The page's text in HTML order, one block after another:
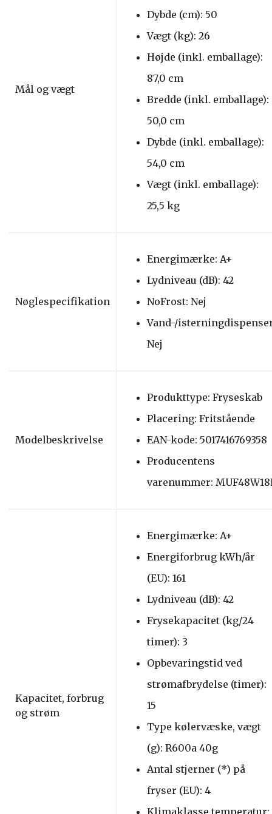
Mål og vægt
Dybde (cm): 50
Vægt (kg): 26
Højde (inkl. emballage):
87,0 cm
Bredde (inkl. emballage):
50,0 cm
Dybde (inkl. emballage):
54,0 cm
Vægt (inkl. emballage):
25,5 kg
Nøglespecifikation
Energimærke: A+
Lydniveau (dB): 42
NoFrost: Nej
Vand-/
Nej
Modelbeskrivelse
Produkttype: Fryseskab
Placering: Fritstående
EAN-kode: 5017416769358
Producentens
varenummer:
Kapacitet, forbrug
og strøm
Energimærke: A+
Energiforbrug kWh/år
(EU): 161
Lydniveau (dB): 42
Frysekapacitet (kg/24
timer): 3
Opbevaringstid ved
strømafbrydelse (timer):
15
Type kølervæske, vægt
(g): R600a 40g
Antal stjerner (*) på
fryser (EU): 4
Klimaklasse temperatur: